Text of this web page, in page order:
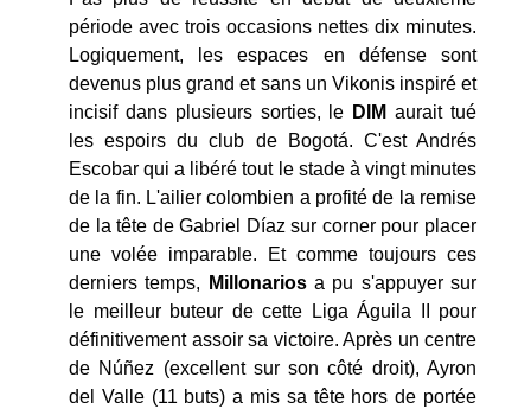
période avec trois occasions nettes dix minutes.
Logiquement, les espaces en défense sont
devenus plus grand et sans un Vikonis inspiré et
incisif dans plusieurs sorties, le DIM aurait tué
les espoirs du club de Bogotá. C'est Andrés
Escobar qui a libéré tout le stade à vingt minutes
de la fin. L'ailier colombien a profité de la remise
de la tête de Gabriel Díaz sur corner pour placer
une volée imparable. Et comme toujours ces
derniers temps,
Millonariosa pu s'appuyer sur
le meilleur buteur de cette Liga Águila II pour
définitivement assoir sa victoire. Après un centre
de Núñez (excellent sur son côté droit), Ayron
del Valle (11 buts) a mis sa tête hors de portée